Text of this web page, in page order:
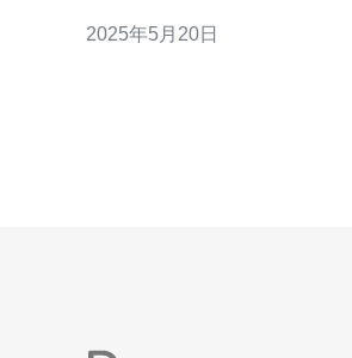
云服务器的优势和特点。 日本CN2云服务器采用了优
2025年5月20日